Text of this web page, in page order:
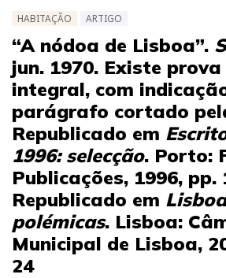
HABITAÇÃO ARTIGO
“A nódoa de Lisboa”.
jun. 1970. Existe
integral, com
parágrafo cortado
Republicado em
1996: selecção. Porto:
Publicações, 1996, pp.
Republicado em
polémicas. Lisboa:
Municipal de Lisboa,
24